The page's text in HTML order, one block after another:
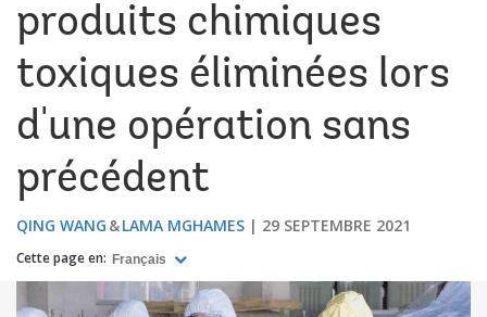
produits chimiques
toxiques éliminées lors
d'une opération sans
précédent
QING WANG LAMA MGHAMES 29 SEPTEMBRE 2021
Cette page en: Français